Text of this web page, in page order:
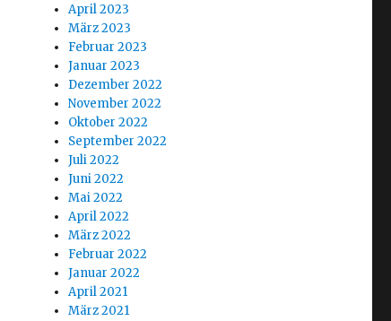
April 2023
März 2023
Februar 2023
Januar 2023
Dezember 2022
November 2022
Oktober 2022
September 2022
Juli 2022
Juni 2022
Mai 2022
April 2022
März 2022
Februar 2022
Januar 2022
April 2021
März 2021